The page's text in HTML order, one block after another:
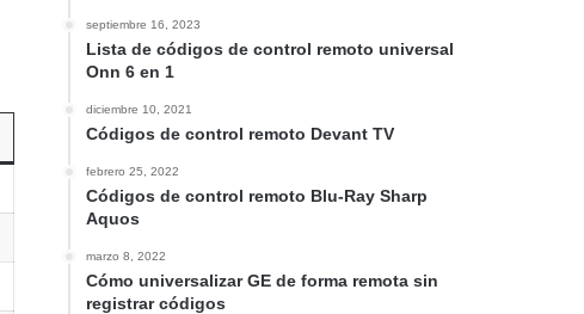
septiembre 16, 2023
Lista de códigos de control remoto universal
Onn 6 en 1
diciembre 10, 2021
Códigos de control remoto Devant TV
febrero 25, 2022
Códigos de control remoto Blu-Ray Sharp
Aquos
marzo 8, 2022
Cómo universalizar GE de forma remota sin
registrar códigos